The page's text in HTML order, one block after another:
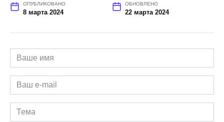
ОПУБЛИКОВАНО
8 марта 2024
ОБНОВЛЕНО
22 марта 2024